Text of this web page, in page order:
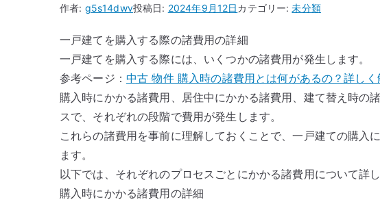
作者: g5s14dwv投稿日: 2024年9月12日カテゴリー:未分類
一戸建てを購入する際の諸費用の詳細
一戸建てを購入する際には、いくつかの諸費用が発生します。
参考ページ： 中古 物件 購入時の諸費用とは何があるの？詳しく
購入時にかかる諸費用、居住中にかかる諸費用、建て替え時の
スで、それぞれの段階で費用が発生します。
これらの諸費用を事前に理解しておくことで、一戸建ての購入
ます。
以下では、それぞれのプロセスごとにかかる諸費用について詳し
購入時にかかる諸費用の詳細